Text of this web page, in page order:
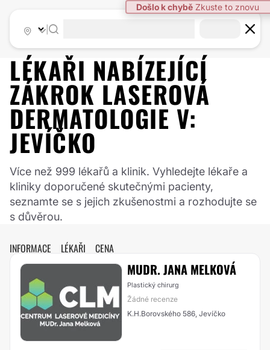
LÉKAŘI NABÍZEJÍCÍ
ZÁKROK LASEROVÁ
DERMATOLOGIE V:
JEVÍČKO
Více než 999 lékařů a klinik. Vyhledejte lékaře a
kliniky doporučené skutečnými pacienty,
seznamte se s jejich zkušenostmi a rozhodujte se
s důvěrou.
INFORMACE LÉKAŘI CENA
MUDR. JANA MELKOVÁ
Plastický chirurg
Žádné recenze
K.H.Borovského 586, Jevíčko